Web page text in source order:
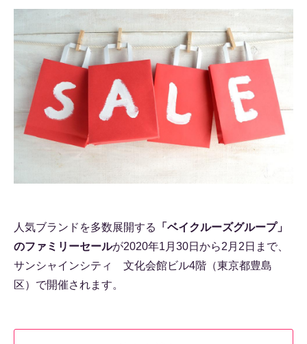
人気ブランドを多数展開する
「ベイクルーズグループ」
のファミリーセールが2020年1月30日から2月2日まで、
サンシャインシティ 文化会館ビル4階（東京都豊島
区）で開催されます。